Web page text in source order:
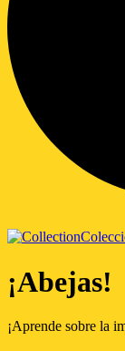
¡Abejas!
¡Aprende sobre la